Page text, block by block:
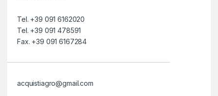
Tel. +39 091 6162020
Tel. +39 091 478591
Fax. +39 091 6167284
acquistiagro@gmail.com